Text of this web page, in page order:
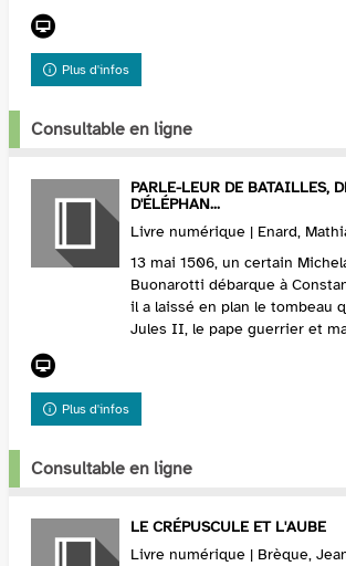
Plus d'infos
Consultable en ligne
PARLE-LEUR DE BATAILLES,
D'ÉLÉPHAN...
Livre numérique | Enard,
13 mai 1506, un certain
Buonarotti débarque à
il a laissé en plan le tombeau
Jules II, le pape guerrier et
Plus d'infos
Consultable en ligne
LE CRÉPUSCULE ET L'AUBE
Livre numérique | Brèque,